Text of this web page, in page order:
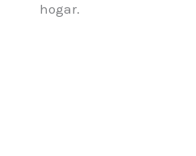
hogar.